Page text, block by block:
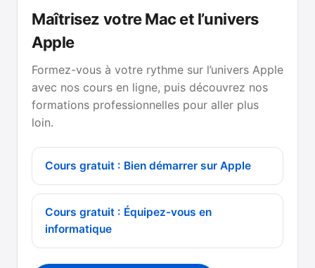
Maîtrisez votre Mac et l’univers
Apple
Formez-vous à votre rythme sur l’univers Apple
avec nos cours en ligne, puis découvrez nos
formations professionnelles pour aller plus
loin.
Cours gratuit : Bien démarrer sur Apple
Cours gratuit : Équipez-vous en
informatique